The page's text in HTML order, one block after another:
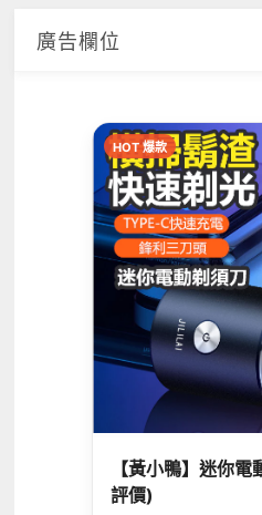
廣告欄位
HOT 爆款
【黃小鴨】迷你電
評價)